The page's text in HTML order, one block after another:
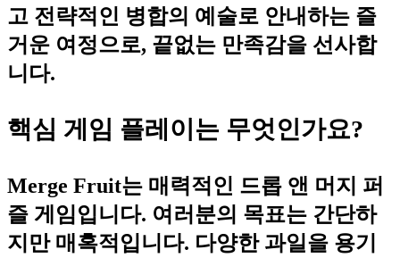
고 전략적인 병합의 예술로 안내하는 즐
거운 여정으로, 끝없는 만족감을 선사합
니다.
핵심 게임 플레이는 무엇인가요?
Merge Fruit는 매력적인 드롭 앤 머지 퍼
즐 게임입니다. 여러분의 목표는 간단하
지만 매혹적입니다. 다양한 과일을 용기